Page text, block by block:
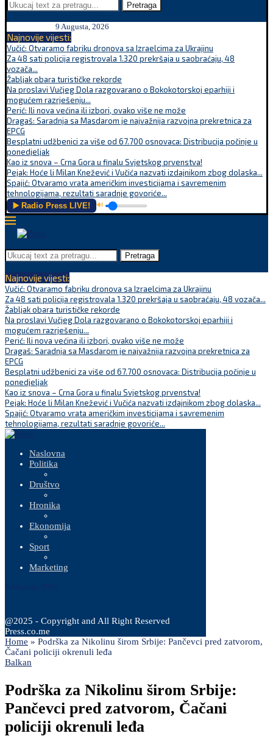
Pretraga
9 Augusta, 2026
Najnovije vijesti:
Vučić: Otvaramo fabriku dronova sa Izraelcima za Ukrajinu
Za 48 sati policija registrovala 1.320 prekršaja u saobraćaju, 48
vozača...
Žabljak obara turističke rekorde
Na proslavi Vučjeg Dola razgovarano o Bokokotorskoj eparhiji i
mogućem razrješenju...
Perić: Ili nova većina ili izbori, ovako više ne može
Dragaš: Saradnja sa Masdarom je najvažnija razvojna prekretnica za
EPCG
Besplatni udžbenici za više od 67.700 osnovaca: Distribucija počinje u
ponedjeljak
Kao iz snova – Crna Gora u finalu Svjetskog prvenstva!
Pejak: Hoće li Milan Knežević i Vučića nazvati izdajnikom zbog dolaska...
Spajić: Otvaramo vrata američkim investicijama i savremenim
tehnologijama, rezultati saradnje govoriće...
▶️ Radio Press LIVE! 🔊
Pretraga
Najnovije vijesti:
Vučić: Otvaramo fabriku dronova sa Izraelcima za Ukrajinu
Za 48 sati policija registrovala 1.320 prekršaja u saobraćaju, 48 vozača...
Žabljak obara turističke rekorde
Na proslavi Vučjeg Dola razgovarano o Bokokotorskoj eparhiji i
mogućem razrješenju...
Perić: Ili nova većina ili izbori, ovako više ne može
Dragaš: Saradnja sa Masdarom je najvažnija razvojna prekretnica za
EPCG
Besplatni udžbenici za više od 67.700 osnovaca: Distribucija počinje u
ponedjeljak
Kao iz snova – Crna Gora u finalu Svjetskog prvenstva!
Pejak: Hoće li Milan Knežević i Vučića nazvati izdajnikom zbog dolaska...
Spajić: Otvaramo vrata američkim investicijama i savremenim
tehnologijama, rezultati saradnje govoriće...
Naslovna
Politika
Društvo
Hronika
Ekonomija
Sport
Marketing
@2025 - Copyright and All Right Reserved
Press.co.me
Home » Podrška za Nikolinu širom Srbije: Pančevci pred zatvorom,
Čačani policiji okrenuli leđa
Balkan
Podrška za Nikolinu širom Srbije:
Pančevci pred zatvorom, Čačani
policiji okrenuli leđa